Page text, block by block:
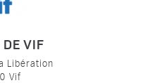
DE VIF
Libération
Vif